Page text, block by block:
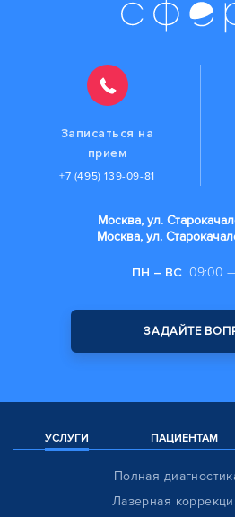
Записаться на
прием
+7 (495) 139-09-81
Москва, ул.
Москва, ул.
ПН – ВС 09:00
ЗАДАЙТЕ
УСЛУГИ ПАЦИЕНТАМ
Полная
Лазерная